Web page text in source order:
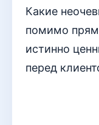
Какие
помимо
истинно
перед